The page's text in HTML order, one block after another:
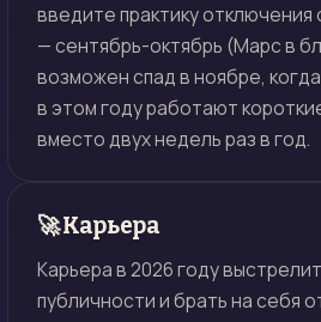
введите практику отключения
— сентябрь-октябрь (Марс в
возможен спад в ноябре,
в этом году работают
вместо двух недель раз в год.
🚀 Карьера
Карьера в 2026 году
публичности и брать на себя